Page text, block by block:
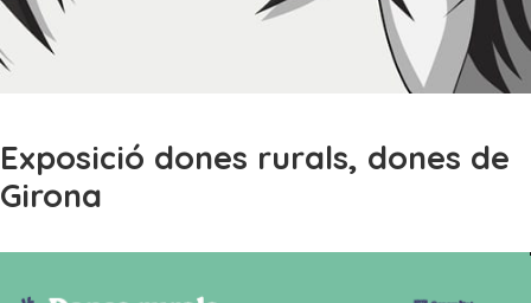
Exposició dones rurals, dones de
Girona